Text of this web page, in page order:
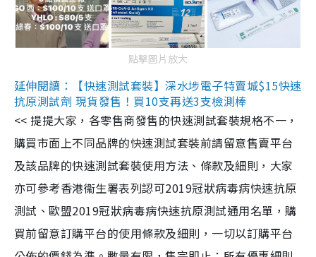
點擊圖片放大
延伸閱讀：【快速測試套裝】深水埗電子特賣城$15快速
抗原測試劑 現貨發售！買10支再送3支檢測棒
<< 提提大家，各零售商發售的快速測試套裝規格不一，
購買市面上不同品牌的快速測試套裝前請留意售賣平台
及該品牌的快速測試套裝使用方法、條款及細則，大家
亦可參考香港衞生署表列認可2019冠狀病毒病快速抗原
測試、歐盟2019冠狀病毒病快速抗原測試通用名單，購
買前留意訂購平台的使用條款及細則，一切以訂購平台